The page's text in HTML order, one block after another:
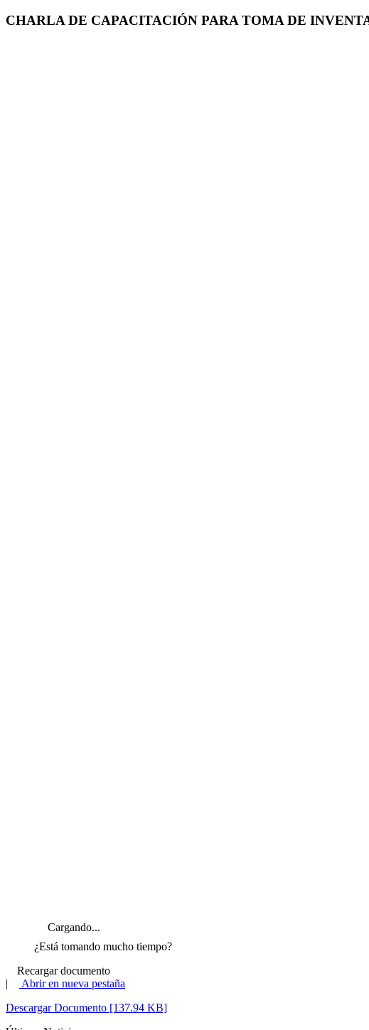
CHARLA DE CAPACITACIÓN PARA TOMA DE
Cargando...
¿Está tomando mucho tiempo?
Recargar documento
|
Abrir en nueva pestaña
Descargar Documento [137.94 KB]